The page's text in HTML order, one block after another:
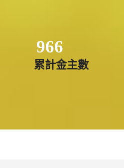
966
累計金主數